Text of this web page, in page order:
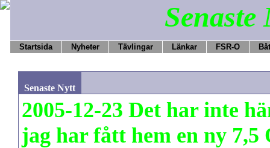
Senaste
Startsida Nyheter Tävlingar Länkar FSR-O
Senaste Nytt
2005-12-23 Det har inte
jag har fått hem en ny 7,5